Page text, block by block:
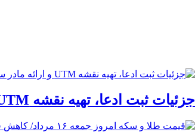
جزئیات ثبت ادعا، تهیه نقشه UTM و ارائه مادر سند اعلام شد